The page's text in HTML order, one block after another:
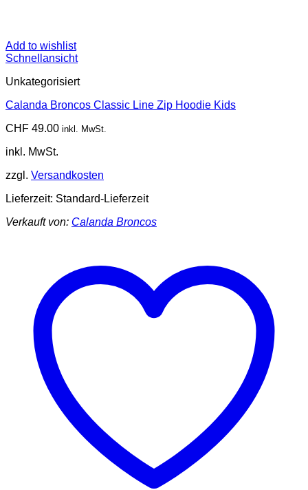
Add to wishlist
Schnellansicht
Unkategorisiert
Calanda Broncos Classic Line Zip Hoodie Kids
CHF 49.00 inkl. MwSt.
inkl. MwSt.
zzgl. Versandkosten
Lieferzeit: Standard-Lieferzeit
Verkauft von: Calanda Broncos